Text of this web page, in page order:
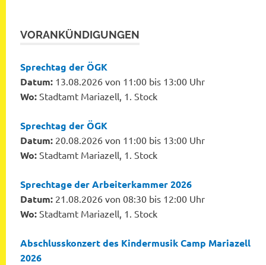
VORANKÜNDIGUNGEN
Sprechtag der ÖGK
Datum: 13.08.2026 von 11:00 bis 13:00 Uhr
Wo: Stadtamt Mariazell, 1. Stock
Sprechtag der ÖGK
Datum: 20.08.2026 von 11:00 bis 13:00 Uhr
Wo: Stadtamt Mariazell, 1. Stock
Sprechtage der Arbeiterkammer 2026
Datum: 21.08.2026 von 08:30 bis 12:00 Uhr
Wo: Stadtamt Mariazell, 1. Stock
Abschlusskonzert des Kindermusik Camp Mariazell
2026